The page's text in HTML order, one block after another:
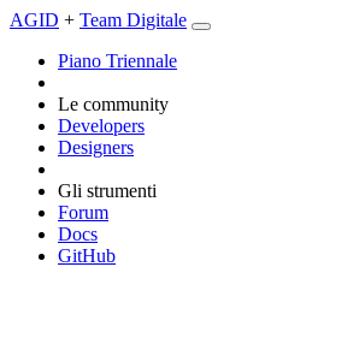
AGID + Team Digitale
Piano Triennale
Le community
Developers
Designers
Gli strumenti
Forum
Docs
GitHub